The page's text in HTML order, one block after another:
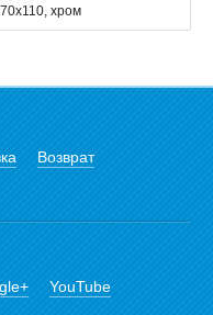
хром
Возврат
YouTube